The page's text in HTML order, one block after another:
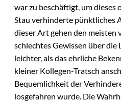
war zu beschäftigt, um dieses
Stau verhinderte pünktliches
dieser Art gehen den
schlechtes Gewissen über die
leichter, als das ehrliche
kleiner Kollegen-Tratsch
Bequemlichkeit der
losgefahren wurde. Die